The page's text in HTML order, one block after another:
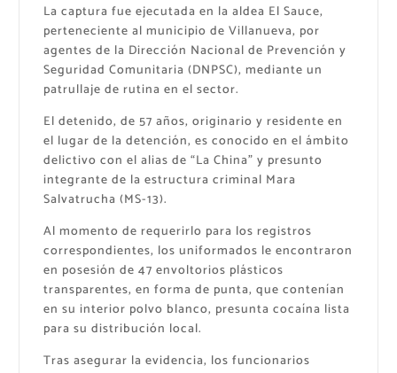
La captura fue ejecutada en la aldea El Sauce,
perteneciente al municipio de Villanueva, por
agentes de la Dirección Nacional de Prevención y
Seguridad Comunitaria (DNPSC), mediante un
patrullaje de rutina en el sector.
El detenido, de 57 años, originario y residente en
el lugar de la detención, es conocido en el ámbito
delictivo con el alias de “La China” y presunto
integrante de la estructura criminal Mara
Salvatrucha (MS-13).
Al momento de requerirlo para los registros
correspondientes, los uniformados le encontraron
en posesión de 47 envoltorios plásticos
transparentes, en forma de punta, que contenían
en su interior polvo blanco, presunta cocaína lista
para su distribución local.
Tras asegurar la evidencia, los funcionarios